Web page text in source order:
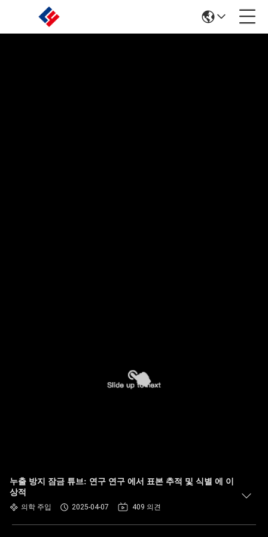
누출 방지 잠금 튜브: 연구 연구 에서 표본 추적 및 식별 에 이
상적
의학 주입 2025-04-07 409 의견